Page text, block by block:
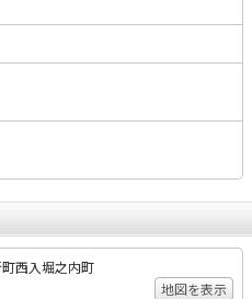
西入堀之内町
地図を表示